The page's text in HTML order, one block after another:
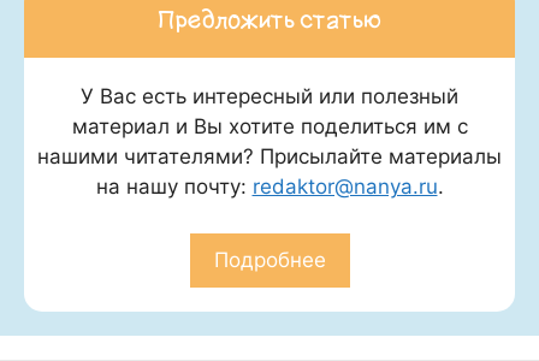
Предложить статью
У Вас есть интересный или полезный
материал и Вы хотите поделиться им с
нашими читателями? Присылайте материалы
на нашу почту: redaktor@nanya.ru.
Подробнее